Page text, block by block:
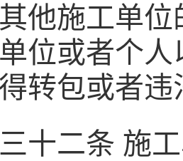
他施工单
位或者个
转包或者
二条 施工